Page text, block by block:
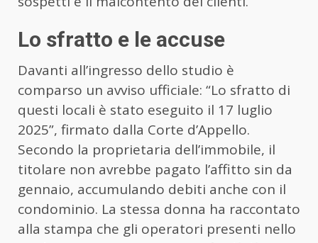
Lo sfratto e le accuse
Davanti all’ingresso dello studio è
comparso un avviso ufficiale: “Lo sfratto di
questi locali è stato eseguito il 17 luglio
2025”, firmato dalla Corte d’Appello.
Secondo la proprietaria dell’immobile, il
titolare non avrebbe pagato l’affitto sin da
gennaio, accumulando debiti anche con il
condominio. La stessa donna ha raccontato
alla stampa che gli operatori presenti nello